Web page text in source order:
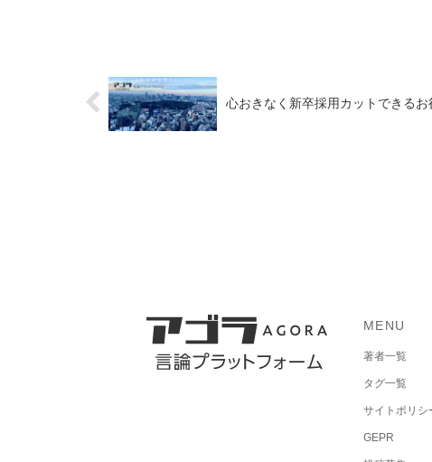
心おきなく新卒採用カットできる
MENU
著者一覧
タグ一覧
サイトポリシ
GEPR